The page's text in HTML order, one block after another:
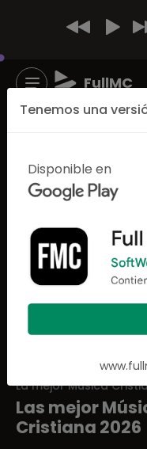
FullMC
Hop Cristiana
La mejor Música
Las mejor
Cristiana 2026
Tenemos una
Disponible en